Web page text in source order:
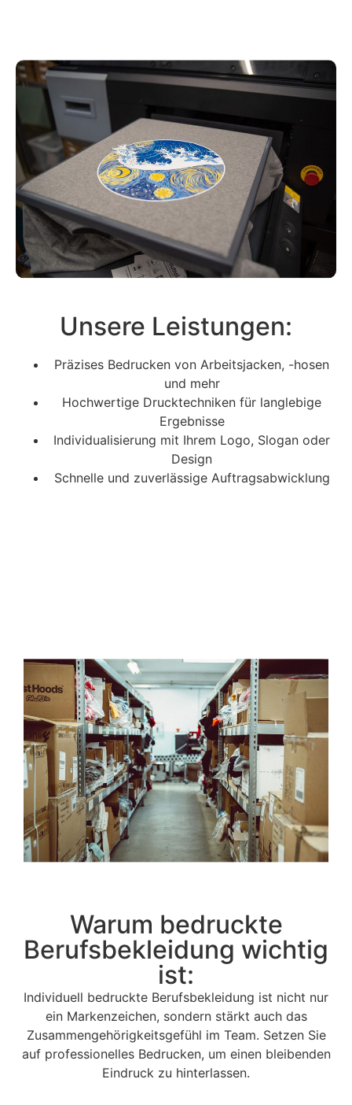
Unsere Leistungen:
Präzises Bedrucken von Arbeitsjacken, -hosen
und mehr
Hochwertige Drucktechniken für langlebige
Ergebnisse
Individualisierung mit Ihrem Logo, Slogan oder
Design
Schnelle und zuverlässige Auftragsabwicklung
Warum bedruckte
Berufsbekleidung wichtig
ist:
Individuell bedruckte Berufsbekleidung ist nicht nur
ein Markenzeichen, sondern stärkt auch das
Zusammengehörigkeitsgefühl im Team. Setzen Sie
auf professionelles Bedrucken, um einen bleibenden
Eindruck zu hinterlassen.